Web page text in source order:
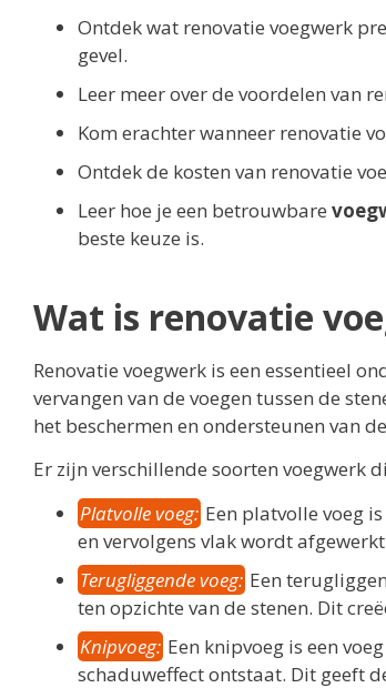
Ontdek wat renovatie voegwerk
gevel.
Leer meer over de voordelen van
Kom erachter wanneer renovatie
Ontdek de kosten van renovatie
Leer hoe je een betrouwbare
beste keuze is.
Wat is renovatie
Renovatie voegwerk is een essentieel
vervangen van de voegen tussen de
het beschermen en ondersteunen van
Er zijn verschillende soorten voegwerk
Platvolle voeg: Een platvolle voeg
en vervolgens vlak wordt
Terugliggende voeg: Een
ten opzichte van de stenen. Dit
Knipvoeg: Een knipvoeg is een
schaduweffect ontstaat. Dit geeft